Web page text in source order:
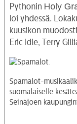
Pythonin Holy
loi yhdessä.
kuusikon
Eric Idle, Terry
Spamalot-
suomalaiselle
Seinäjoen